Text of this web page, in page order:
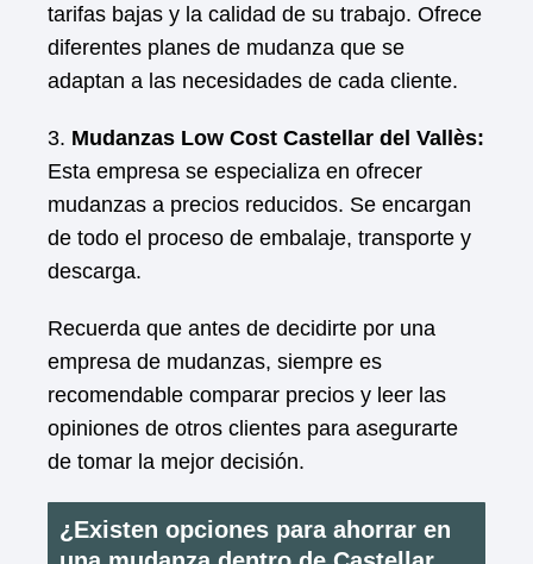
tarifas bajas y la calidad de su trabajo. Ofrece
diferentes planes de mudanza que se
adaptan a las necesidades de cada cliente.
3. Mudanzas Low Cost Castellar del Vallès:
Esta empresa se especializa en ofrecer
mudanzas a precios reducidos. Se encargan
de todo el proceso de embalaje, transporte y
descarga.
Recuerda que antes de decidirte por una
empresa de mudanzas, siempre es
recomendable comparar precios y leer las
opiniones de otros clientes para asegurarte
de tomar la mejor decisión.
¿Existen opciones para ahorrar en